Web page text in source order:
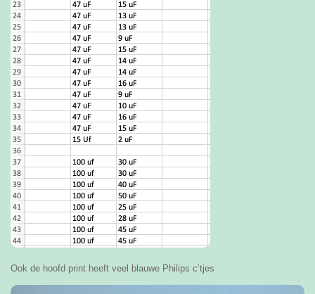
Ook de hoofd print heeft veel blauwe Philips c’tjes